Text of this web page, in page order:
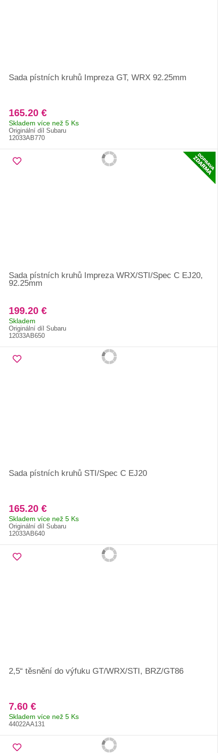
Sada pístních kruhů Impreza GT, WRX 92.25mm
165.20 €
Skladem více než 5 Ks
Originální díl Subaru
12033AB770
Sada pístních kruhů Impreza WRX/STI/Spec C EJ20,
92.25mm
199.20 €
Skladem
Originální díl Subaru
12033AB650
Sada pístních kruhů STI/Spec C EJ20
165.20 €
Skladem více než 5 Ks
Originální díl Subaru
12033AB640
2,5“ těsnění do výfuku GT/WRX/STI, BRZ/GT86
7.60 €
Skladem více než 5 Ks
44022AA131